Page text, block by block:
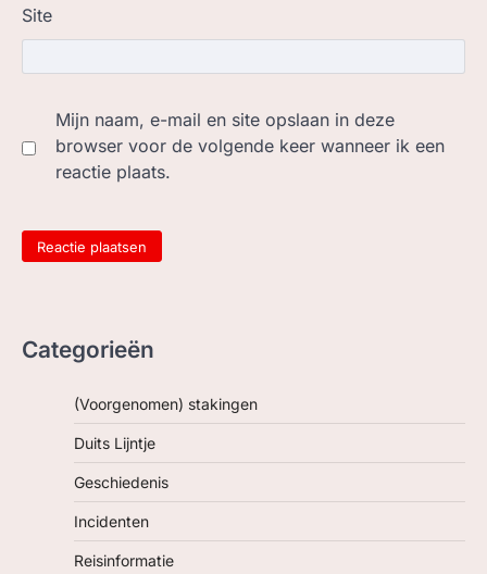
Site
Mijn naam, e-mail en site opslaan in deze
browser voor de volgende keer wanneer ik een
reactie plaats.
Categorieën
(Voorgenomen) stakingen
Duits Lijntje
Geschiedenis
Incidenten
Reisinformatie